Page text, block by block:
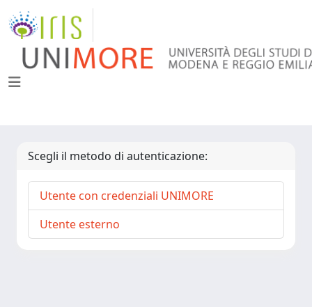
Scegli il metodo di autenticazione:
Utente con credenziali UNIMORE
Utente esterno